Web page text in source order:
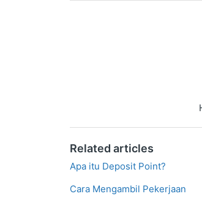
Related articles
Apa itu Deposit Point?
Cara Mengambil Pekerjaan